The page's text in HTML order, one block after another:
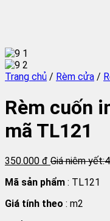
Trang chủ / Rèm cửa /
Rèm cuốn
mã TL121
350.000 đ Giá niêm yết:
Mã sản phẩm : TL121
Giá tính theo : m2